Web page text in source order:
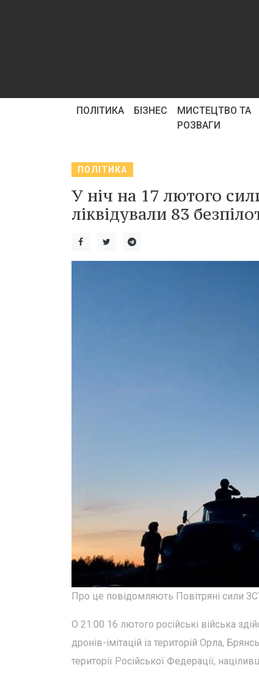
ПОЛІТИКА БІЗНЕС
МИСТЕЦТВО ТА
РОЗВАГИ
ПОЛІТИКА
У ніч на 17 лютого
ліквідували 83
Про це повідомляють Повітряні сили
О 21:00 16 лютого російські війська
дронів-імітацій із територій Орла,
території Російської Федерації,